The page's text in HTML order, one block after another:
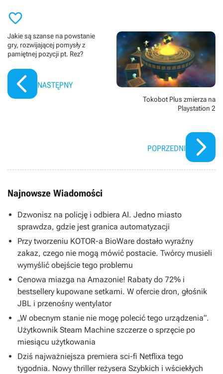

Jakie są szanse na powstanie
gry, rozwijającej pomysły z
pamiętnej pozycji pt. Rez?
NASTĘPNY
Tokobot Plus zmierza na
Playstation 2
POPRZEDNI
Najnowsze Wiadomości
Dzwonisz na policję i odbiera AI. Jedno miasto
sprawdza, gdzie jest granica automatyzacji
Przy tworzeniu KOTOR-a BioWare dostało wyraźny
zakaz, czego nie mogą mówić postacie. Twórcy musieli
wymyślić obejście tego problemu
Cenowa miazga na Amazonie! Rabaty do 72% i
bestsellery kupowane setkami. W ofercie dron, głośnik
JBL i przenośny wentylator
„W obecnym stanie nie mogę polecić tego urządzenia”.
Użytkownik Steam Machine szczerze o sprzęcie po
miesiącu użytkowania
Dziś najważniejsza premiera sci-fi Netflixa tego
tygodnia. Nowy thriller reżysera Szybkich i wściekłych